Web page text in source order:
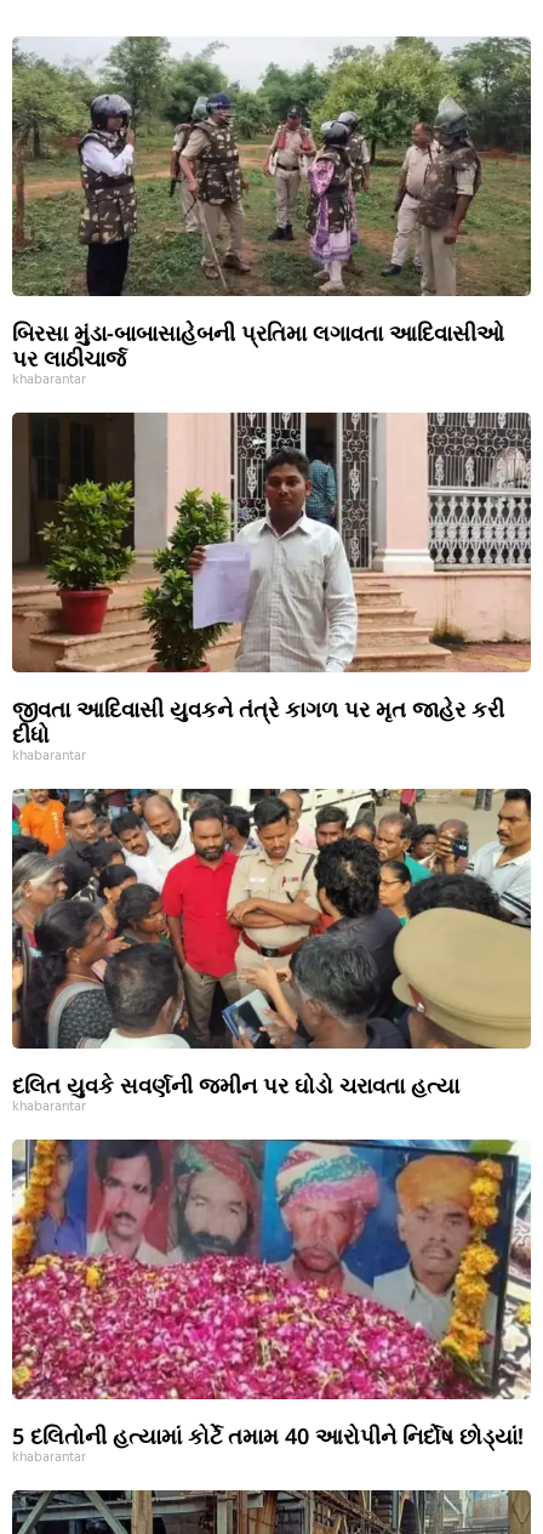
બિરસા મુંડા-બાબાસાહેબની પ્રતિમા લગાવતા આદિવાસીઓ
પર લાઠીચાર્જ
khabarantar
જીવતા આદિવાસી યુવકને તંત્રે કાગળ પર મૃત જાહેર કરી
દીધો
khabarantar
દલિત યુવકે સવર્ણની જમીન પર ઘોડો ચરાવતા હત્યા
khabarantar
5 દલિતોની હત્યામાં કોર્ટે તમામ 40 આરોપીને નિર્દોષ છોડ્યાં!
khabarantar